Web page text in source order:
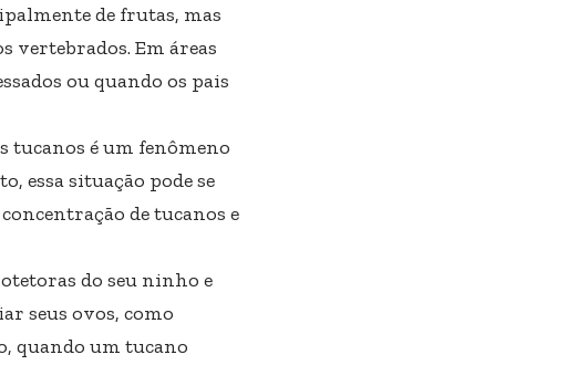
de frutas, mas
vertebrados. Em áreas
ou quando os pais
tucanos é um fenômeno
essa situação pode se
de tucanos e
do seu ninho e
seus ovos, como
quando um tucano